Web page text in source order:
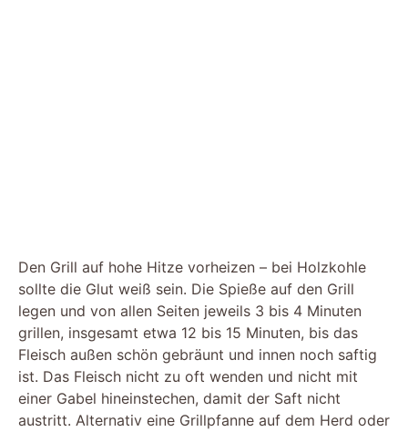
Den Grill auf hohe Hitze vorheizen – bei Holzkohle
sollte die Glut weiß sein. Die Spieße auf den Grill
legen und von allen Seiten jeweils 3 bis 4 Minuten
grillen, insgesamt etwa 12 bis 15 Minuten, bis das
Fleisch außen schön gebräunt und innen noch saftig
ist. Das Fleisch nicht zu oft wenden und nicht mit
einer Gabel hineinstechen, damit der Saft nicht
austritt. Alternativ eine Grillpfanne auf dem Herd oder